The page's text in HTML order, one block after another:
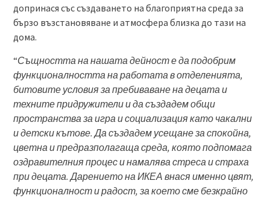
допринася със създаването на благоприятна среда за
бързо възстановяване и атмосфера близка до тази на
дома.
“Същността на нашата дейност е да подобрим
функционалността на работата в отделенията,
битовите условия за пребиваване на децата и
техните придружители и да създадем общи
пространства за игра и социализация като чакални
и детски кътове. Да създадем усещане за спокойна,
цветна и предразполагаща среда, която подпомага
оздравителния процес и намалява стреса и страха
при децата. Дарението на ИКЕА внася именно цвят,
функционалност и радост, за което сме безкрайно